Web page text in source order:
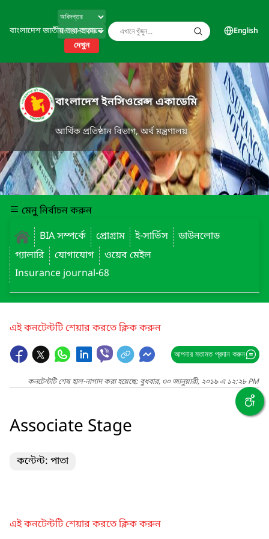
বাংলাদেশ জাতীয় তথ্য বাতায়ন
দেখুন
English
বাংলাদেশ ইনসিওরেন্স একাডেমি
আর্থিক প্রতিষ্ঠান বিভাগ, অর্থ মন্ত্রণালয়
মেনু নির্বাচন করুন
BIA সম্পর্কে
প্রোগ্রাম ই-সার্ভিস
ডাউনলোড
গ্যালারি
যোগাযোগ
ওয়েব মেইল
Insurance journal-68
এই কনটেন্টটি শেয়ার করতে ক্লিক করুন
আপনার মতামত প্রদান করুন
কনটেন্টটি শেষ হাল-নাগাদ করা হয়েছে: বুধবার, ৩০ জানুয়ারী, ২০১৯ এ ১২:২৮ PM
Associate Stage
কন্টেন্ট: পাতা
এই কনটেন্টটি শেয়ার করতে ক্লিক করুন